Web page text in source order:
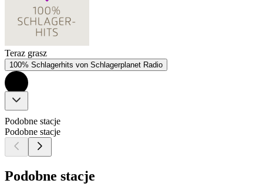
Teraz grasz
100% Schlagerhits von Schlagerplanet Radio
Podobne stacje
Podobne stacje
Podobne stacje